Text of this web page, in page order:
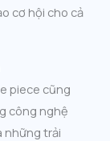
cơ hội cho cả
piece cũng
công nghệ
những trải